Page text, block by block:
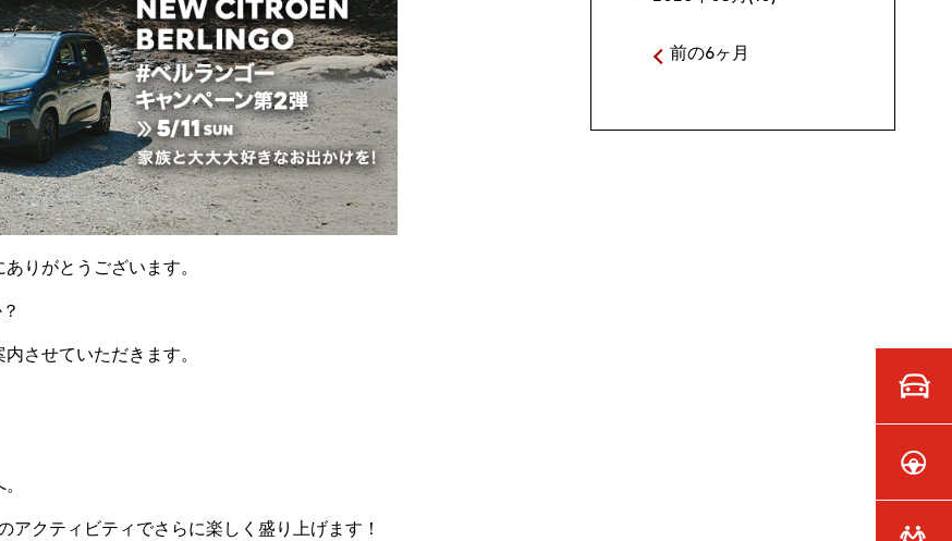
りがとうございます。
させていただきます。
クティビティでさらに楽しく盛り上げます！
前の6ヶ月